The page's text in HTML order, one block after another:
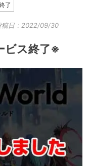
了
稿日：2022/09/30
ス終了※